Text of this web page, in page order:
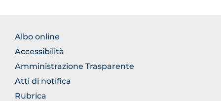
FOOTER
NORMATIVA
Albo online
Accessibilità
Amministrazione Trasparente
Atti di notifica
Rubrica